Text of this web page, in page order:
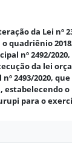
da Lei nº
quadriênio
nº 2492/
da lei
2493/2020,
estabelecendo
para o